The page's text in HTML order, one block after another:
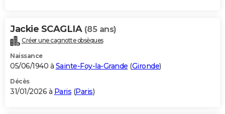
Jackie SCAGLIA (85 ans)
Créer une cagnotte obsèques
Naissance
05/06/1940 à Sainte-Foy-la-Grande (Gironde)
Décès
31/01/2026 à Paris (Paris)